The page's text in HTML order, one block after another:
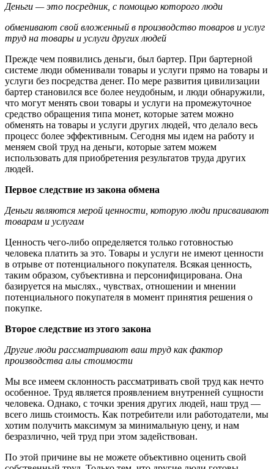
Деньги — это посредник, с помощью которого люди
обменивают свой вложенный в производство товаров и услуг
труд на товары и услуги других людей
Прежде чем появились деньги, был бартер. При бартерной
системе люди обменивали товары и услуги прямо на товары и
услуги без посредства денег. По мере развития цивилизации
бартер становился все более неудобным, и люди обнаружили,
что могут менять свои товары и услуги на промежуточное
средство обращения типа монет, которые затем можно
обменять на товары и услуги других людей, что делало весь
процесс более эффективным. Сегодня мы идем на работу и
меняем свой труд на деньги, которые затем можем
использовать для приобретения результатов труда других
людей.
Первое следствие из закона обмена
Деньги являются мерой ценности, которую люди присваивают
товарам и услугам
Ценность чего-либо определяется только готовностью
человека платить за это. Товары и услуги не имеют ценности
в отрыве от потенциального покупателя. Всякая ценность,
таким образом, субъективна и персонифицирована. Она
базируется на мыслях., чувствах, отношении и мнении
потенциального покупателя в момент принятия решения о
покупке.
Второе следствие из этого закона
Другие люди рассматривают ваш труд как фактор
производства алы стоимости
Мы все имеем склонность рассматривать свой труд как нечто
особенное. Труд является проявлением внутренней сущности
человека. Однако, с точки зрения других людей, наш труд —
всего лишь стоимость. Как потребители или работодатели, мы
хотим получить максимум за минимальную цену, и нам
безразлично, чей труд при этом задействован.
По этой причине вы не можете объективно оценить свой